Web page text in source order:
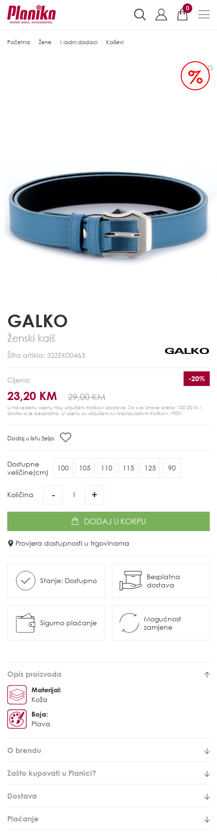
0
Početna Žene Modni dodaci Kaiševi
%
GALKO
Ženski kaiš
Šifra artikla: 32ZEK00463
Cijena:
23,20 KM 29,00 KM
-20%
U navedenu cijenu nisu uključeni troškovi dostave. Za sve iznose preko 100,00 KM
dostava je besplatna. U cijenu su uključeni svi manipulativni troškovi i PDV.
Dodaj u listu želja
Dostupne
veličine(cm)
100 105 110 115 125 90
Količina - +
DODAJ U KORPU
Provjera dostupnosti u trgovinama
Stanje: Dostupno
Besplatna
dostava
Sigurno plaćanje
Mogućnost
zamjene
Opis proizvoda
Materijal:
Koža
Boja:
Plava
O brendu
Zašto kupovati u Planici?
Dostava
Plaćanje